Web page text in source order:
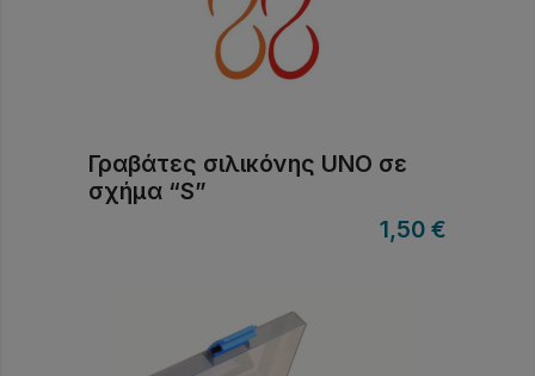
Γραβάτες σιλικόνης UNO σε
σχήμα “S”
1,50 €